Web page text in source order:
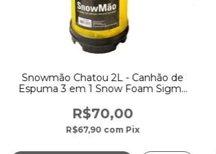
Snowmão Chatou 2L - Canhão de
Espuma 3 em 1 Snow Foam Sigma
R$70,00
R$67,90 com Pix